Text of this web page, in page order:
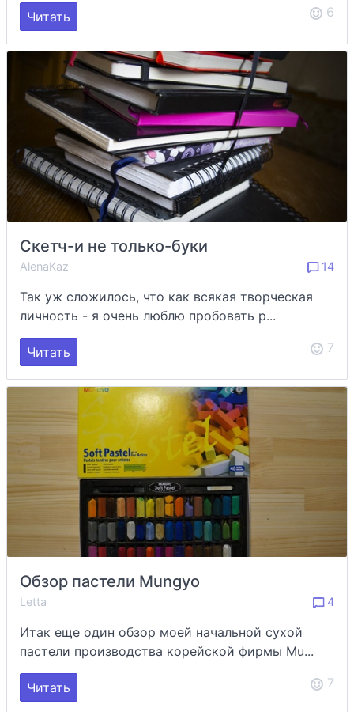
Читать 6
Скетч-и не только-буки
AlenaKaz 14
Так уж сложилось, что как всякая творческая
личность - я очень люблю пробовать р...
Читать 7
Обзор пастели Mungyo
Letta 4
Итак еще один обзор моей начальной сухой
пастели производства корейской фирмы Mu...
Читать 7